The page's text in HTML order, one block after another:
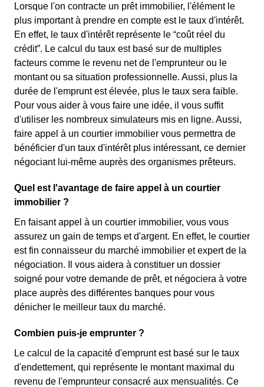
Lorsque l'on contracte un prêt immobilier, l'élément le
plus important à prendre en compte est le taux d'intérêt.
En effet, le taux d'intérêt représente le “coût réel du
crédit”. Le calcul du taux est basé sur de multiples
facteurs comme le revenu net de l'emprunteur ou le
montant ou sa situation professionnelle. Aussi, plus la
durée de l'emprunt est élevée, plus le taux sera faible.
Pour vous aider à vous faire une idée, il vous suffit
d'utiliser les nombreux simulateurs mis en ligne. Aussi,
faire appel à un courtier immobilier vous permettra de
bénéficier d'un taux d'intérêt plus intéressant, ce dernier
négociant lui-même auprès des organismes prêteurs.
Quel est l'avantage de faire appel à un courtier
immobilier ?
En faisant appel à un courtier immobilier, vous vous
assurez un gain de temps et d'argent. En effet, le courtier
est fin connaisseur du marché immobilier et expert de la
négociation. Il vous aidera à constituer un dossier
soigné pour votre demande de prêt, et négociera à votre
place auprès des différentes banques pour vous
dénicher le meilleur taux du marché.
Combien puis-je emprunter ?
Le calcul de la capacité d'emprunt est basé sur le taux
d'endettement, qui représente le montant maximal du
revenu de l'emprunteur consacré aux mensualités. Ce